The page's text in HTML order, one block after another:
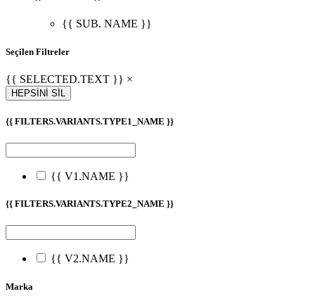
{{ SUB. NAME }}
Seçilen Filtreler
{{ SELECTED.TEXT }} ×
HEPSİNİ SİL
{{ FILTERS.VARIANTS.TYPE1_NAME }}
{{ V1.NAME }}
{{ FILTERS.VARIANTS.TYPE2_NAME }}
{{ V2.NAME }}
Marka